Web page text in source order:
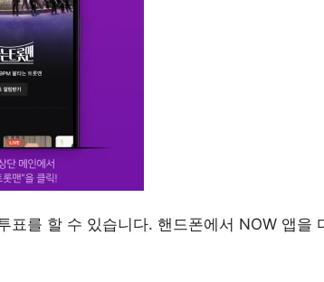
표를 할 수 있습니다. 핸드폰에서 NOW 앱을